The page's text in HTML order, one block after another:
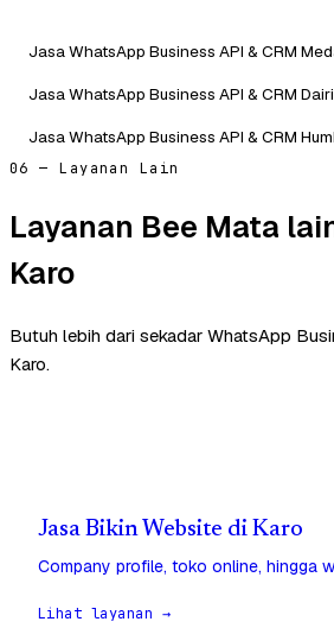
Jasa WhatsApp Business API & CRM
Jasa WhatsApp Business API & CRM Dairi
Jasa WhatsApp Business API & CRM
06 — Layanan Lain
Layanan Bee Mata
Karo
Butuh lebih dari sekadar WhatsApp
Karo.
Jasa Bikin Website di Karo
Company profile, toko online, hingga
Lihat layanan →